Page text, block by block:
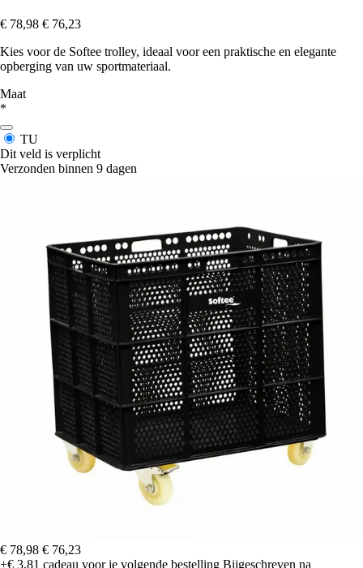
€ 78,98 € 76,23
Kies voor de Softee trolley, ideaal voor een praktische en elegante
opberging van uw sportmateriaal.
Maat
*
TU
Dit veld is verplicht
Verzonden binnen 9 dagen
€ 78,98 € 76,23
+€ 3,81 cadeau voor je volgende bestelling Bijgeschreven na